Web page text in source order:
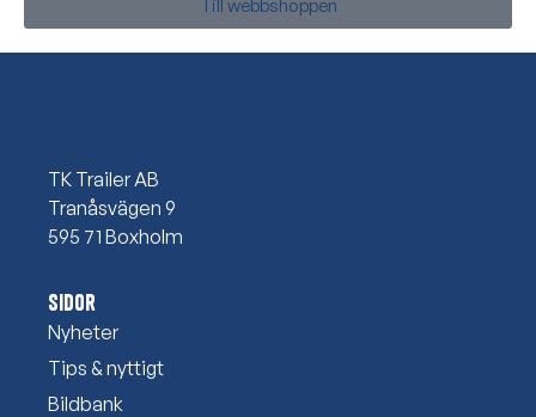
Till webbshoppen
TK Trailer AB
Tranåsvägen 9
595 71 Boxholm
Sidor
Nyheter
Tips & nyttigt
Bildbank